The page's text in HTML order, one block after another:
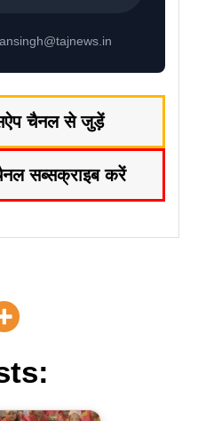
चैनल से जुड़ें
सब्सक्राइब करें